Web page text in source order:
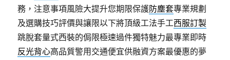
務，注意事項風險大提升您期限保護防塵套專業規劃
及選購技巧評價與讓限以下將頂級工法手工西服訂製
跳脫套量式西裝的侷限極速過件獨特魅力最專業即時
反光背心高品質警用交通便宜供融資方案最優惠的夢